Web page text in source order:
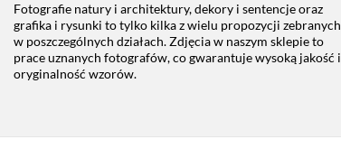
Fotografie natury i architektury, dekory i sentencje oraz
grafika i rysunki to tylko kilka z wielu propozycji zebranych
w poszczególnych działach. Zdjęcia w naszym sklepie to
prace uznanych fotografów, co gwarantuje wysoką jakość i
oryginalność wzorów.